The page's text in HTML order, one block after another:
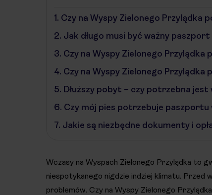
1. Czy na Wyspy Zielonego
2. Jak długo musi być ważny
3. Czy na Wyspy Zielonego
4. Czy na Wyspy Zielonego
5. Dłuższy pobyt – czy potrzebna
6. Czy mój pies potrzebuje paszportu
7. Jakie są niezbędne dokumenty i
Wczasy na Wyspach Zielonego Przylądka to
niespotykanego nigdzie indziej klimatu. Przed
problemów. Czy na Wyspy Zielonego